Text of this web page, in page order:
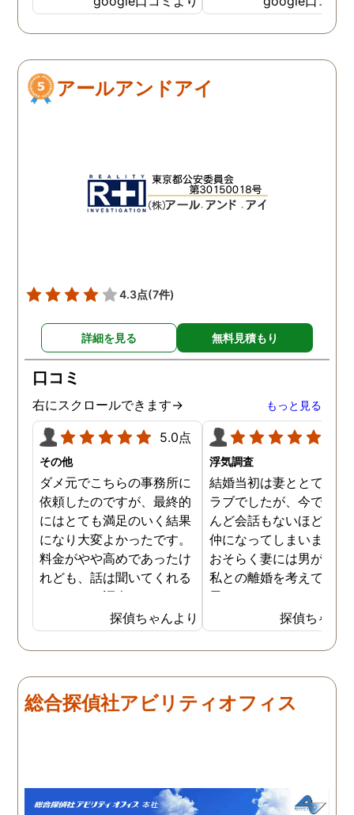
ない状態でした。 そんな中
ダメ元で同じ相談をした
してくださり、そして私が
持ってる情報から的確にア
れて、実際に不貞の現場も
数回おさえることができと
らしいです。 また、さまざ
まな事情も汲んでくださ
り、私の精神的なフォロー
だけでなく、その後の弁護
士の紹介やアドバイスもし
ていただき、これから夫と
闘う自信もつきました。 本
当にMJリサーチさんにそ
して代表の方に出会えてよ
かったと思いました。 今度
お会いできる時は、いい報
告ができるようにしたいで
す。
こともなく金銭的な問題
ありましたので相談して
さりました。結果として
して下さり応援してるか
ねと温かい言葉までかけ
お願いしたいと思ってお
ます。本当にありがとう
ざいました。
アールアンドアイ
4.3点(7件)
詳細を見る 無料見積もり
口コミ
右にスクロールできます→ もっと見る
5.0点
その他
ダメ元でこちらの事務所に
依頼したのですが、最終的
にはとても満足のいく結果
になり大変よかったです。
料金がやや高めであったけ
れども、話は聞いてくれる
しきちんと調査してくれる
しで非常に満足していま
す。調査が終わった後もし
っかりとサポートしていた
になりました。さすが調査
のプロフェッショナルだと
探偵ちゃんより
浮気調査
結婚当初は妻ととてもラ
ラブでしたが、今ではほ
んど会話もないほど険悪
仲になってしまいました
おそらく妻には男がおり
私との離婚を考えている
思います。そこでどうせ
婚をするのならと思い、
の不倫の証拠を押さえて
から離婚を提案すること
みの日に妻は外出するこ
が多く、探偵にもその旨
入り、妻が男とラブホテ
に入って行った瞬間を押
探偵ちゃん
総合探偵社アビリティオフィス